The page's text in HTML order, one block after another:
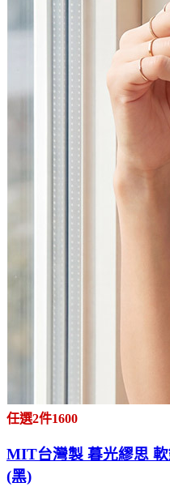
任選2件1600
MIT台灣製 暮光繆思
(黑)